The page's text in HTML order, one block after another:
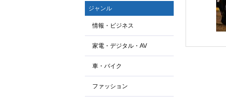
ジャンル
情報・ビジネス
家電・デジタル・AV
車・バイク
ファッション